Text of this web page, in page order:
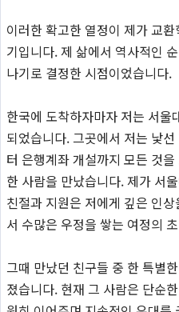
이러한 확고한 열정이 제가 교
기입니다. 제 삶에서 역사적인
나기로 결정한 시점이었습니다.
한국에 도착하자마자 저는 서울
되었습니다. 그곳에서 저는 낯
터 은행계좌 개설까지 모든 것
한 사람을 만났습니다. 제가 서
친절과 지원은 저에게 깊은 인
서 수많은 우정을 쌓는 여정의
그때 만났던 친구들 중 한 특별
졌습니다. 현재 그 사람은 단순